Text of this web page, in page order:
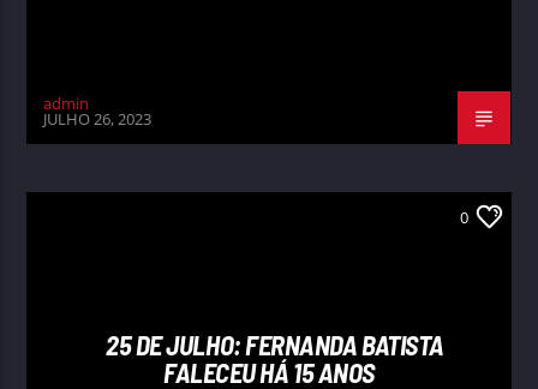
admin
JULHO 26, 2023
0
25 DE JULHO: FERNANDA BATISTA
FALECEU HÁ 15 ANOS